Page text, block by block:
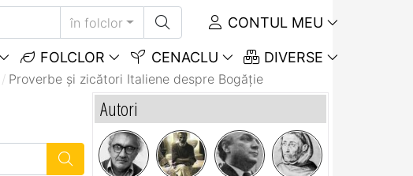
în folclor CONTUL MEU
FOLCLOR CENACLU DIVERSE
Proverbe și zicători Italiene despre Bogăție
Autori